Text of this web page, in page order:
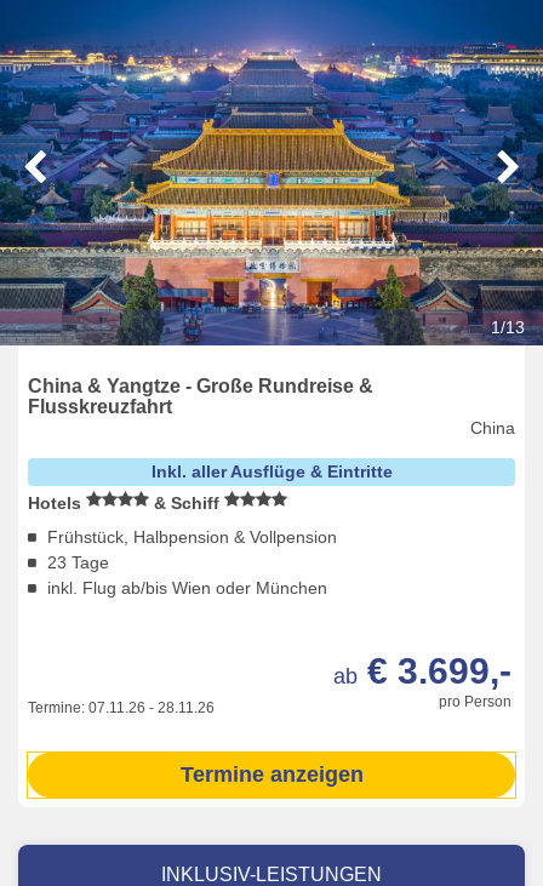
1/13
China & Yangtze - Große Rundreise &
Flusskreuzfahrt
China
Inkl. aller Ausflüge & Eintritte
Hotels
& Schiff
Frühstück, Halbpension & Vollpension
23 Tage
inkl. Flug ab/bis Wien oder München
Termine: 07.11.26 - 28.11.26 pro Person
ab € 3.699,-
Termine anzeigen
INKLUSIV-LEISTUNGEN